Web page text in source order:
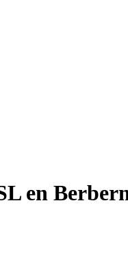
en